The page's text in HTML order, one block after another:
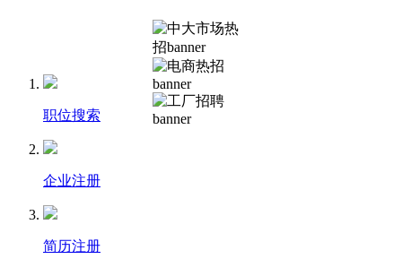
职位搜索
企业注册
简历注册